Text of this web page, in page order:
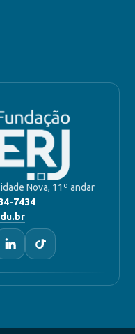
Nova, 11º andar
7434